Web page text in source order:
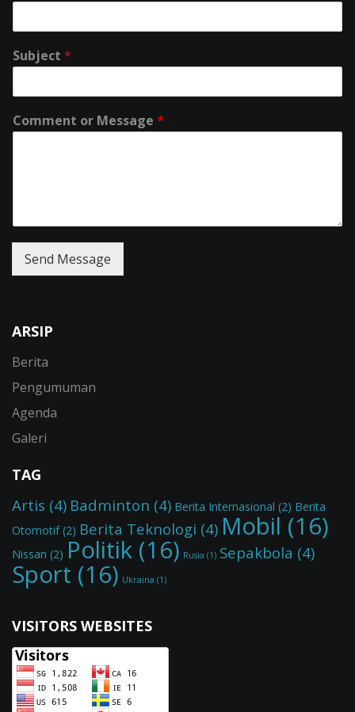
Subject *
Comment or Message *
Send Message
ARSIP
Berita
Pengumuman
Agenda
Galeri
TAG
Artis (4) Badminton (4) Berita Internasional (2) Berita
Otomotif(2) Berita Teknologi (4) Mobil (16)
Nissan (2) Politik (16) Rusia (1) Sepakbola (4)
Sport (16) Ukraina (1)
VISITORS WEBSITES